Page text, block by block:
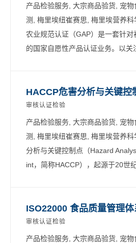
产品检验服务, 大宗商品验货, 宠
测, 梅里埃纽崔赛思, 梅里埃营养
农业规范认证（GAP）是一套针对
的国家自愿性产品认证业务。以关
HACCP危害分析与关键控
审核认证检验
产品检验服务, 大宗商品验货, 宠
测, 梅里埃纽崔赛思, 梅里埃营养
分析与关键控制点（Hazard
int，简称HACCP），起源于20世
ISO22000 食品质量管理
审核认证检验
产品检验服务, 大宗商品验货, 宠